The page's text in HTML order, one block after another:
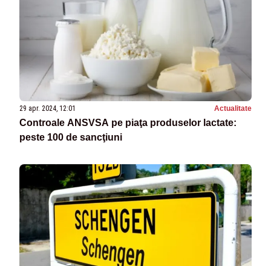
29 apr. 2024, 12:01 Actualitate
Controale ANSVSA pe piaţa produselor lactate:
peste 100 de sancţiuni